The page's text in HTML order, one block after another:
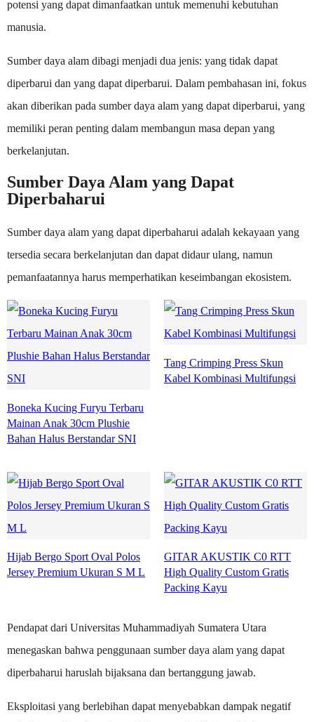
potensi yang dapat dimanfaatkan untuk memenuhi kebutuhan
manusia.
Sumber daya alam dibagi menjadi dua jenis: yang tidak dapat
diperbarui dan yang dapat diperbarui. Dalam pembahasan ini, fokus
akan diberikan pada sumber daya alam yang dapat diperbarui, yang
memiliki peran penting dalam membangun masa depan yang
berkelanjutan.
Sumber Daya Alam yang Dapat
Diperbaharui
Sumber daya alam yang dapat diperbaharui adalah kekayaan yang
tersedia secara berkelanjutan dan dapat didaur ulang, namun
pemanfaatannya harus memperhatikan keseimbangan ekosistem.
Boneka Kucing Furyu Terbaru
Mainan Anak 30cm Plushie
Bahan Halus Berstandar SNI
Tang Crimping Press Skun
Kabel Kombinasi Multifungsi
Hijab Bergo Sport Oval Polos
Jersey Premium Ukuran S M L
GITAR AKUSTIK C0 RTT
High Quality Custom Gratis
Packing Kayu
Pendapat dari Universitas Muhammadiyah Sumatera Utara
menegaskan bahwa penggunaan sumber daya alam yang dapat
diperbaharui haruslah bijaksana dan bertanggung jawab.
Eksploitasi yang berlebihan dapat menyebabkan dampak negatif